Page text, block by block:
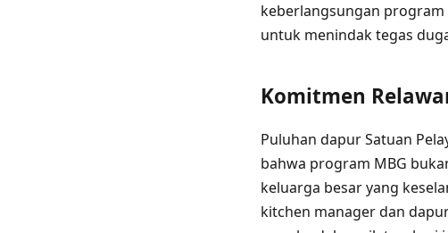
keberlangsungan program
untuk menindak tegas
Komitmen
Puluhan dapur Satuan
bahwa program MBG
keluarga besar yang
kitchen manager dan